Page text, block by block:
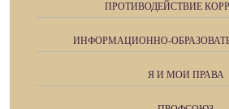
ПРОТИВОДЕЙСТВИЕ
ИНФОРМАЦИОННО-
Я И МОИ ПРАВА